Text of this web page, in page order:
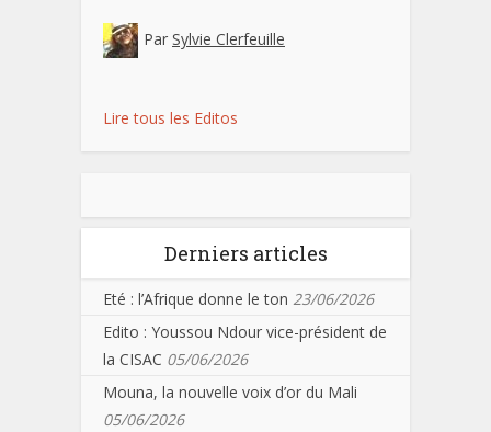
Par Sylvie Clerfeuille
Lire tous les Editos
Derniers articles
Eté : l’Afrique donne le ton 23/06/2026
Edito : Youssou Ndour vice-président de
la CISAC 05/06/2026
Mouna, la nouvelle voix d’or du Mali
05/06/2026